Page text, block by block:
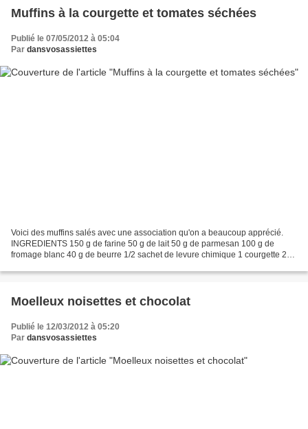
Muffins à la courgette et tomates séchées
Publié le 07/05/2012 à 05:04
Par dansvosassiettes
Voici des muffins salés avec une association qu'on a beaucoup apprécié.
INGREDIENTS 150 g de farine 50 g de lait 50 g de parmesan 100 g de
fromage blanc 40 g de beurre 1/2 sachet de levure chimique 1 courgette 20
Moelleux noisettes et chocolat
Publié le 12/03/2012 à 05:20
Par dansvosassiettes